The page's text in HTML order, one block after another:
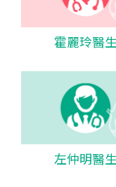
霍麗玲醫
左仲明醫